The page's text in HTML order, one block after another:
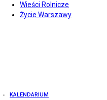
Wieści Rolnicze
Życie Warszawy
KALENDARIUM